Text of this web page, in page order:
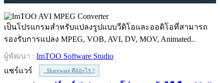
เป็นโปรแกรมสำหรับแปลงรูปแบบวีดิโอและออดิโอที่สามารถ
รองรับการแปลง MPEG, VOB, AVI, DV, MOV, Animated..
ผู้พัฒนา : ImTOO Software Studio
แชร์แวร์
Shareware คืออะไร ?